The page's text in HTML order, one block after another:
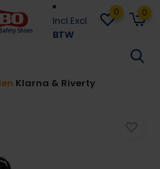
Incl.Excl.
BTW
0 0
Klarna & Riverty